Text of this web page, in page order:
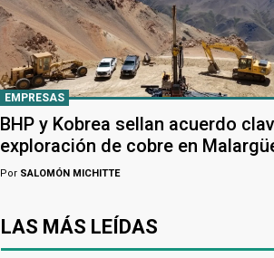
EMPRESAS
BHP y Kobrea sellan acuerdo
exploración de cobre en
Por SALOMÓN MICHITTE
LAS MÁS LEÍDAS